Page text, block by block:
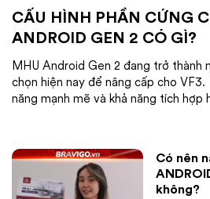
CẤU HÌNH PHẦN CỨNG
ANDROID GEN 2 CÓ GÌ?
MHU Android Gen 2 đang trở thành
chọn hiện nay để nâng cấp cho
năng mạnh mẽ và khả năng tích hợp
Có nên
không?